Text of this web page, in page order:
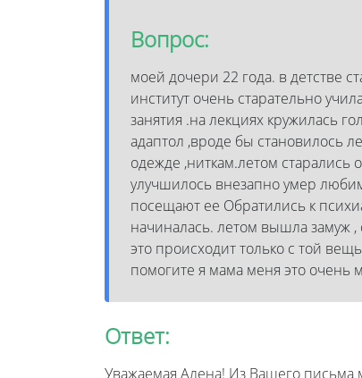
Вопрос:
моей дочери 22 года. в детстве
институт очень старательно
занятия .на лекциях кружилась
адаптол ,вроде бы становилось
одежде ,ниткам.летом старались
улучшилось внезапно умер
посещают ее Обратились к
начиналась. летом вышла замуж ,
это происходит только с той
помогите я мама меня это очень
Ответ:
Уважаемая Алена! Из Вашего